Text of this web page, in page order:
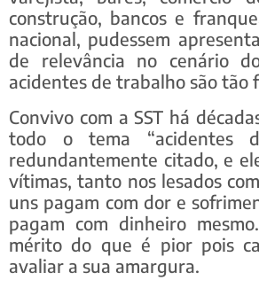
construção, bancos e
nacional, pudessem
de relevância no cenário
acidentes de trabalho são tão
Convivo com a SST há
todo o tema “acidentes
redundantemente citado, e
vítimas, tanto nos lesados
uns pagam com dor e
pagam com dinheiro
mérito do que é pior pois
avaliar a sua amargura.